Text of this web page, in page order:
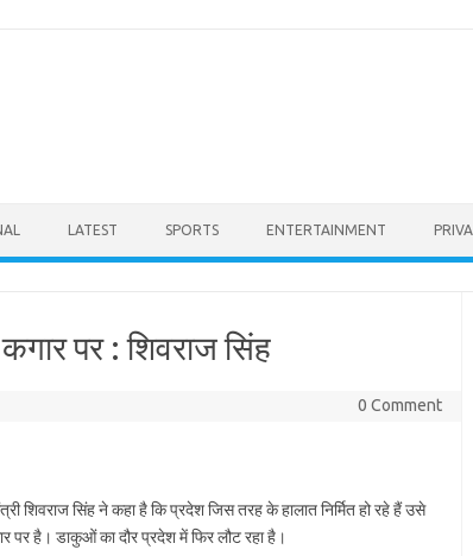
LATEST SPORTS ENTERTAINMENT
पर : शिवराज सिंह
0 Comment
शिवराज सिंह ने कहा है कि प्रदेश जिस तरह के हालात निर्मित हो रहे हैं उसे
पर है। डाकुओं का दौर प्रदेश में फिर लौट रहा है।